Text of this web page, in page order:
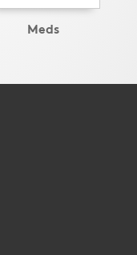
Meds